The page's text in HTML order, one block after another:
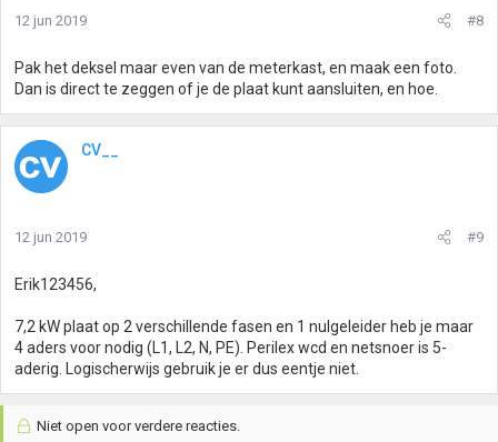
12 jun 2019 #8
Pak het deksel maar even van de meterkast, en maak een foto.
Dan is direct te zeggen of je de plaat kunt aansluiten, en hoe.
CV__
12 jun 2019 #9
Erik123456,
7,2 kW plaat op 2 verschillende fasen en 1 nulgeleider heb je maar
4 aders voor nodig (L1, L2, N, PE). Perilex wcd en netsnoer is 5-
aderig. Logischerwijs gebruik je er dus eentje niet.
Niet open voor verdere reacties.